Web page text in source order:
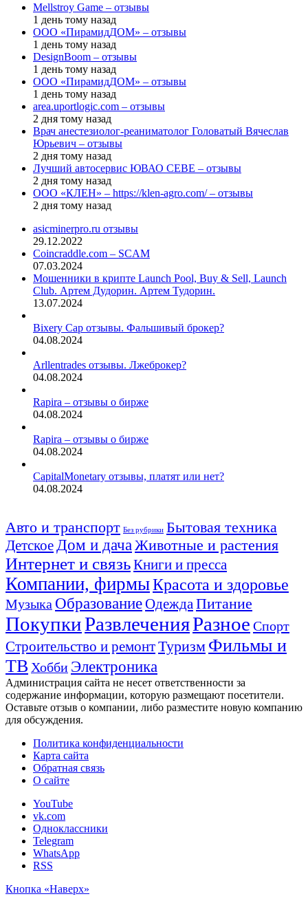
Mellstroy Game – отзывы
1 день тому назад
ООО «ПирамидДОМ» – отзывы
1 день тому назад
DesignBoom – отзывы
1 день тому назад
ООО «ПирамидДОМ» – отзывы
1 день тому назад
area.uportlogic.com – отзывы
2 дня тому назад
Врач анестезиолог-реаниматолог Головатый Вячеслав
Юрьевич – отзывы
2 дня тому назад
Лучший автосервис ЮВАО CEBE – отзывы
2 дня тому назад
ООО «КЛЕН» – https://klen-agro.com/ – отзывы
2 дня тому назад
asicminerpro.ru отзывы
29.12.2022
Coincraddle.com – SCAM
07.03.2024
Мошенники в крипте Launch Pool, Buy & Sell, Launch
Club. Артем Дудорин. Артем Тудорин.
13.07.2024
Bixery Cap отзывы. Фальшивый брокер?
04.08.2024
Arllentrades отзывы. Лжеброкер?
04.08.2024
Rapira – отзывы о бирже
04.08.2024
Rapira – отзывы о бирже
04.08.2024
CapitalMonetary отзывы, платят или нет?
04.08.2024
Авто и транспорт Без рубрики Бытовая техника
Детское Дом и дача Животные и растения
Интернет и связьКниги и пресса
Компании, фирмыКрасота и здоровье
Музыка ОбразованиеОдежда Питание
ПокупкиРазвлеченияРазное Спорт
Строительство и ремонтТуризм Фильмы и
ТВ Хобби Электроника
Администрация сайта не несет ответственности за
содержание информации, которую размещают посетители.
Оставьте отзыв о компании, либо разместите новую компанию
для обсуждения.
Политика конфиденциальности
Карта сайта
Обратная связь
О сайте
YouTube
vk.com
Одноклассники
Telegram
WhatsApp
RSS
Кнопка «Наверх»